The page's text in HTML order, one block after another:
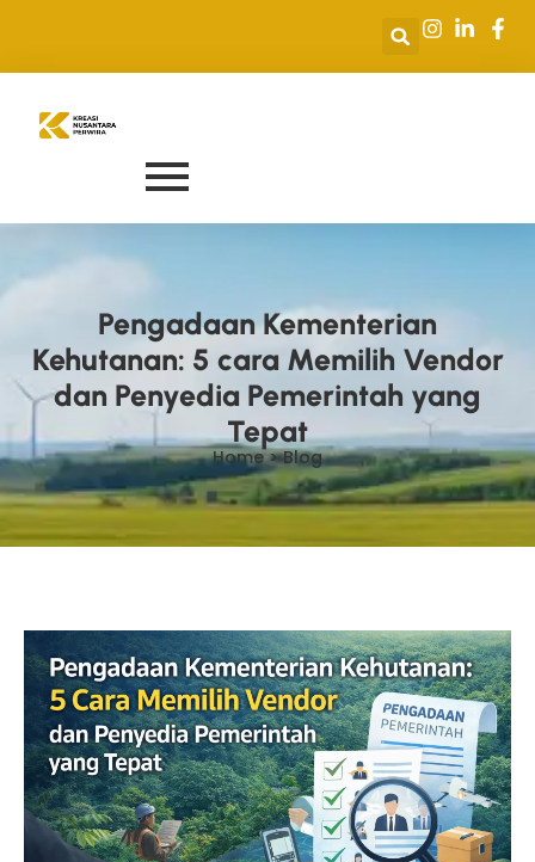
Pengadaan Kementerian
Kehutanan: 5 cara Memilih Vendor
dan Penyedia Pemerintah yang
Tepat
Home > Blog